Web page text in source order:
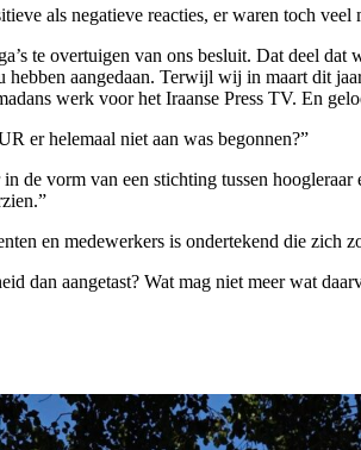
als negatieve reacties, er waren toch veel
te overtuigen van ons besluit. Dat deel
aangedaan. Terwijl wij in maart dit
werk voor het Iraanse Press TV. En
er helemaal niet aan was begonnen?”
de vorm van een stichting tussen
en medewerkers is ondertekend die zich
dan aangetast? Wat mag niet meer wat